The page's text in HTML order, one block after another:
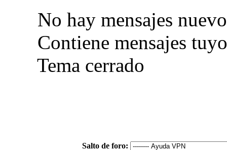
No hay mensajes
Contiene mensajes
Tema cerrado
Salto de foro: